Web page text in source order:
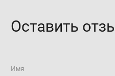
Оставить
Имя